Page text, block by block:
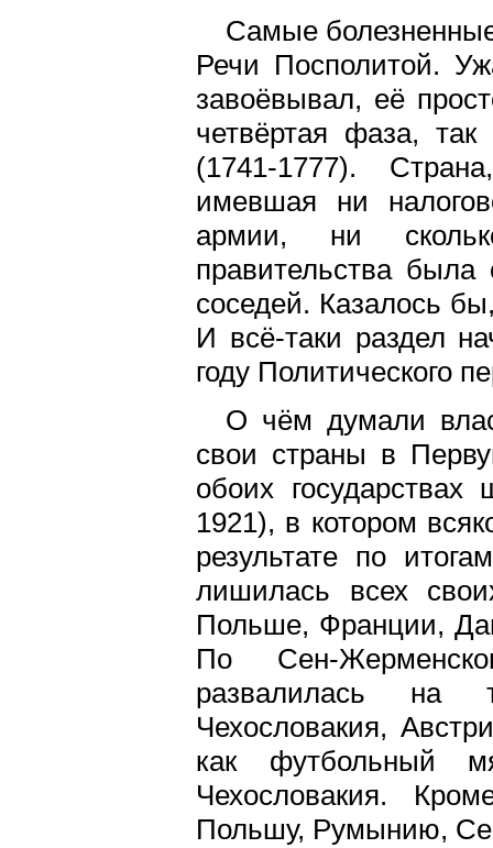
Самые
Речи Посполитой.
завоёвывал, её
четвёртая фаза,
(1741-1777).
имевшая ни
армии, ни
правительства
соседей. Казалось
И всё-таки раздел
году Политического
О чём думали
свои страны в
обоих
1921), в котором
результате по
лишилась всех
Польше, Франции,
По Сен-
развалилась на
Чехословакия,
как футбольный
Чехословакия.
Польшу, Румынию,